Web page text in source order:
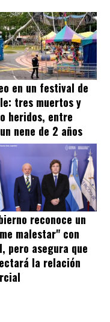
en un festival de
tres muertos y
heridos, entre
nene de 2 años
reconoce un
malestar" con
pero asegura que
la relación